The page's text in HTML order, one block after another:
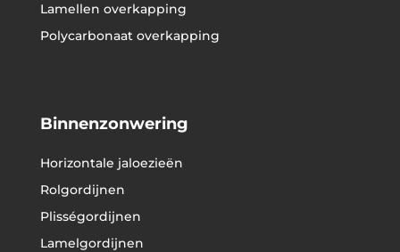
Lamellen overkapping
Polycarbonaat overkapping
Binnenzonwering
Horizontale jaloezieën
Rolgordijnen
Plisségordijnen
Lamelgordijnen